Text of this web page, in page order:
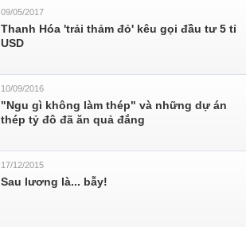
09/05/2017
Thanh Hóa 'trải thảm đỏ' kêu gọi đầu tư 5 tỉ
USD
10/09/2016
"Ngu gì không làm thép" và những dự án
thép tỷ đô đã ăn quả đắng
17/12/2015
Sau lương là... bẫy!